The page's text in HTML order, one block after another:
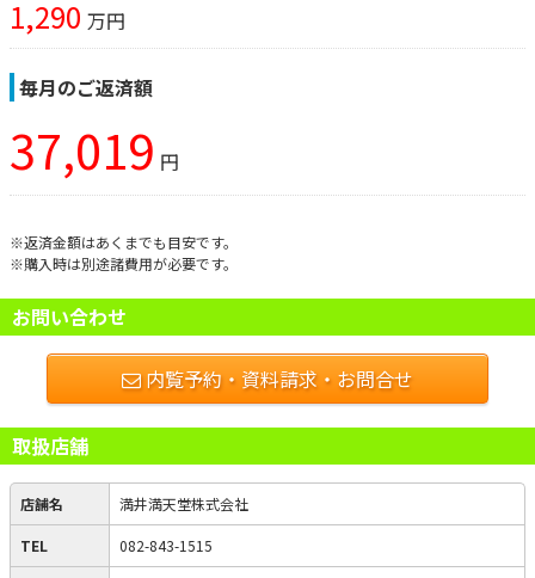
1,290 万円
毎月のご返済額
37,019 円
※返済金額はあくまでも目安です。
※購入時は別途諸費用が必要です。
お問い合わせ
内覧予約・資料請求・お問合せ
取扱店舗
店舗名 満井満天堂株式会社
TEL 082-843-1515